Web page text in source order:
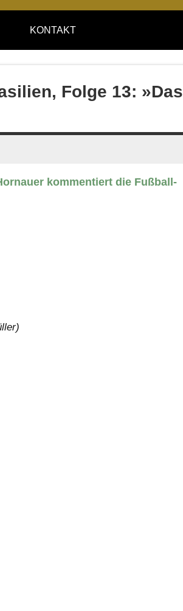
KONTAKT
Folge 13: »Das
kommentiert die Fußball-